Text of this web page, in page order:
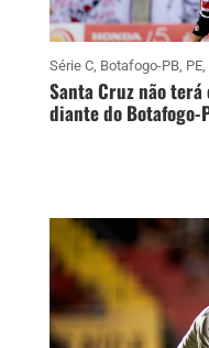
Série C, Botafogo-PB, PE,
Santa Cruz não
diante do Botafogo-